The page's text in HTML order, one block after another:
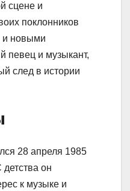
сцене и
поклонников
и новыми
певец и музыкант,
след в истории
28 апреля 1985
он
к музыке и